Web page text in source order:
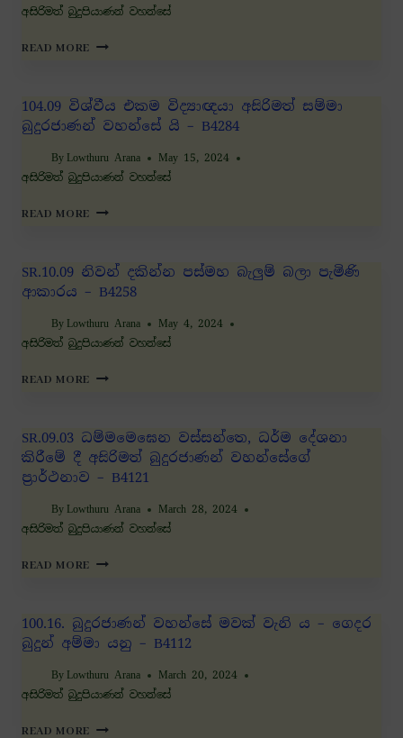
අසිරිමත් බුදුපියාණන් වහන්සේ
READ MORE
104.09 විශ්වීය එකම විද්‍යාඥයා අසිරිමත් සම්මා
බුදුරජාණන් වහන්සේ යි – B4284
By Lowthuru Arana
May 15, 2024
අසිරිමත් බුදුපියාණන් වහන්සේ
READ MORE
SR.10.09 නිවන් දකින්න පස්මහ බැලුම් බලා පැමිණි
ආකාරය – B4258
By Lowthuru Arana
May 4, 2024
අසිරිමත් බුදුපියාණන් වහන්සේ
READ MORE
SR.09.03 ධම්මමෙඝෙන වස්සන්තෙ, ධර්ම දේශනා
කිරීමේ දී අසිරිමත් බුදුරජාණන් වහන්සේගේ
ප්‍රාර්ථනාව – B4121
By Lowthuru Arana
March 28, 2024
අසිරිමත් බුදුපියාණන් වහන්සේ
READ MORE
100.16. බුදුරජාණන් වහන්සේ මවක් වැනි ය – ගෙදර
බුදුන් අම්මා යනු – B4112
By Lowthuru Arana
March 20, 2024
අසිරිමත් බුදුපියාණන් වහන්සේ
READ MORE